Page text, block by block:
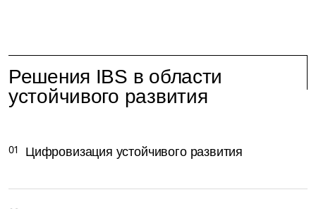
Решения IBS в области
устойчивого развития
Цифровизация устойчивого развития
01